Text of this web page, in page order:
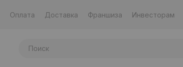
Оплата Доставка Франшиза Инвесторам